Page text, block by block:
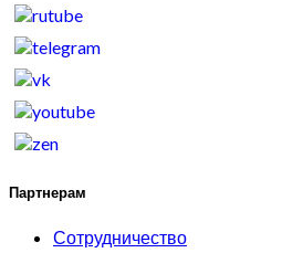
Партнерам
Сотрудничество